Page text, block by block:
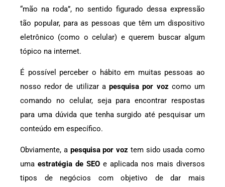
“mão na roda”, no sentido figurado dessa expressão
tão popular, para as pessoas que têm um dispositivo
eletrônico (como o celular) e querem buscar algum
tópico na internet.
É possível perceber o hábito em muitas pessoas ao
nosso redor de utilizar apesquisa por vozcomo um
comando no celular, seja para encontrar respostas
para uma dúvida que tenha surgido até pesquisar um
conteúdo em específico.
Obviamente, a pesquisa por voz tem sido usada como
uma estratégia de SEO e aplicada nos mais diversos
tipos de negócios com objetivo de dar mais